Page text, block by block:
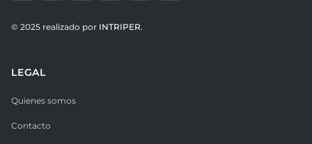
© 2025 realizado por INTRIPER.
LEGAL
Quienes somos
Contacto